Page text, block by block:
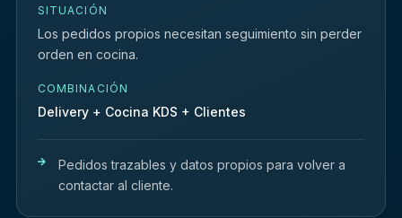
SITUACIÓN
Los pedidos propios necesitan seguimiento sin perder
orden en cocina.
COMBINACIÓN
Delivery + Cocina KDS + Clientes
Pedidos trazables y datos propios para volver a
contactar al cliente.